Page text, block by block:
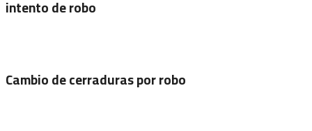
intento de robo
Cambio de cerraduras por robo